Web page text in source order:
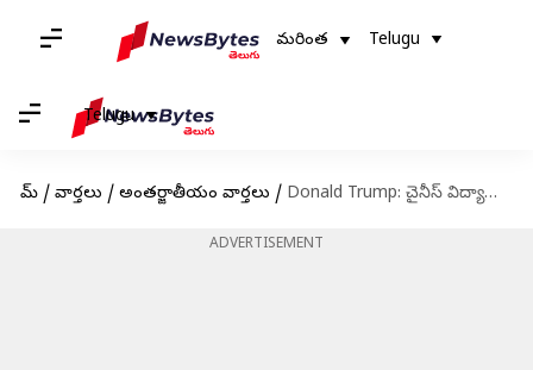
మరింత Telugu
Telugu
హోమ్ / వార్తలు / అంతర్జాతీయం వార్తలు / Donald Trump: చైనీస్‌ విద్యార్థులపై ట్రంప్‌ యూటర్న్‌.. అమెరికాలోకి 6 లక్షల మందికి ఆహ్వానం
ADVERTISEMENT